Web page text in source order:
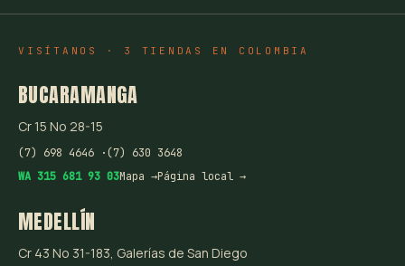
VISÍTANOS · 3 TIENDAS EN COLOMBIA
BUCARAMANGA
Cr 15 No 28-15
(7) 698 4646 ·(7) 630 3648
WA 315 681 93 03Mapa →Página local →
MEDELLÍN
Cr 43 No 31-183, Galerías de San Diego